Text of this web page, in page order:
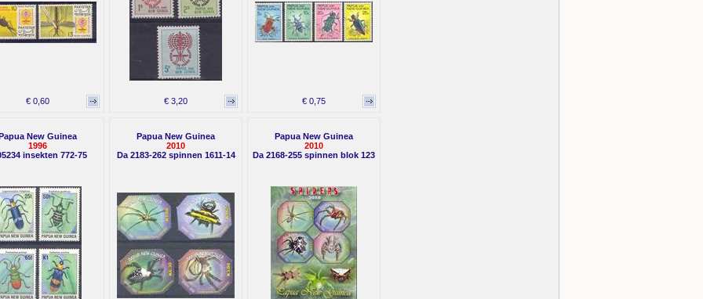
€ 0,60 € 3,20 € 0,75
New Guinea
1996
insekten 772-75
Papua New Guinea
2010
Da 2183-262 spinnen 1611-14
Papua New Guinea
2010
Da 2168-255 spinnen blok 123